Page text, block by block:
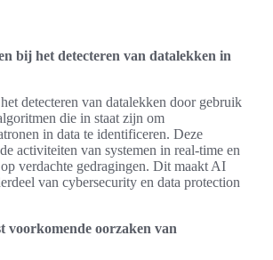
bij het detecteren van datalekken in
detecteren van datalekken door gebruik
die in staat zijn om
in data te identificeren. Deze
activiteiten van systemen in real-time en
verdachte gedragingen. Dit maakt AI
van cybersecurity en data protection
voorkomende oorzaken van